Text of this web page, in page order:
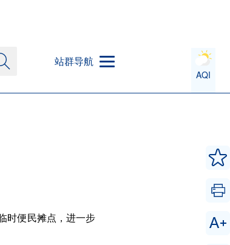
站群导航
AQI
时便民摊点，进一步